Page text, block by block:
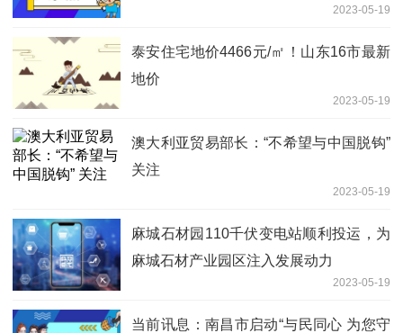
2023-05-19
泰安住宅地价4466元/㎡！山东16市最新
地价
2023-05-19
澳大利亚贸易部长：“不希望与中国脱钩”
关注
2023-05-19
麻城石材园110千伏变电站顺利投运，为
麻城石材产业园区注入发展动力
2023-05-19
当前讯息：南昌市启动“与民同心 为您守